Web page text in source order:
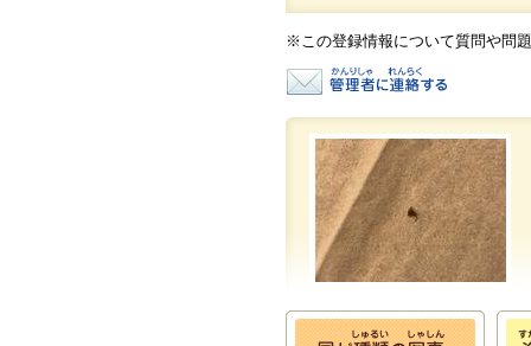
※この登録情報について質問や問